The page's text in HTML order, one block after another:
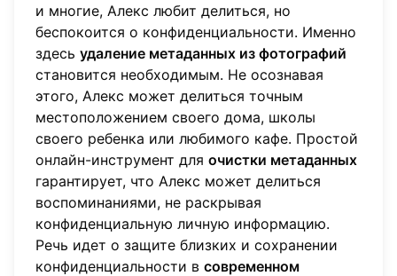
и многие, Алекс любит делиться, но
беспокоится о конфиденциальности. Именно
здесь удаление метаданных из фотографий
становится необходимым. Не осознавая
этого, Алекс может делиться точным
местоположением своего дома, школы
своего ребенка или любимого кафе. Простой
онлайн-инструмент для очистки метаданных
гарантирует, что Алекс может делиться
воспоминаниями, не раскрывая
конфиденциальную личную информацию.
Речь идет о защите близких и сохранении
конфиденциальности в современном